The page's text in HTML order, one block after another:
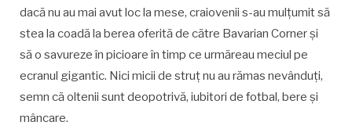
dacă nu au mai avut loc la mese, craiovenii s-au mulțumit să
stea la coadă la berea oferită de către Bavarian Corner și
să o savureze în picioare în timp ce urmăreau meciul pe
ecranul gigantic. Nici micii de struț nu au rămas nevânduți,
semn că oltenii sunt deopotrivă, iubitori de fotbal, bere și
mâncare.